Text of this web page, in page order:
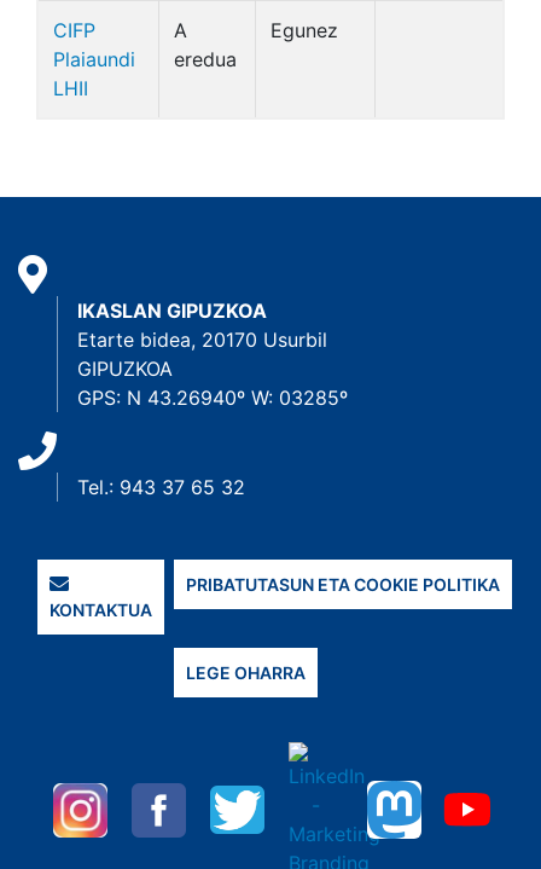
CIFP
Plaiaundi
LHII
A
eredua
Egunez
IKASLAN GIPUZKOA
Etarte bidea, 20170 Usurbil
GIPUZKOA
GPS: N 43.26940º W: 03285º
Tel.: 943 37 65 32
KONTAKTUA
PRIBATUTASUN ETA COOKIE POLITIKA
LEGE OHARRA